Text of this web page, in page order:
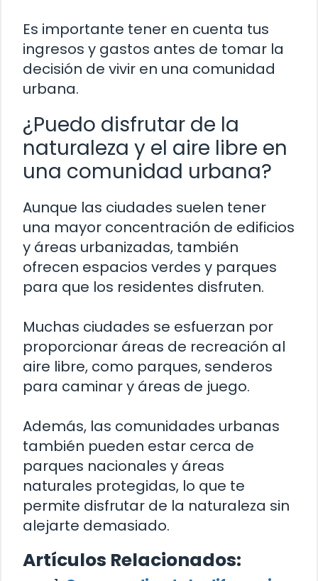
Es importante tener en cuenta tus
ingresos y gastos antes de tomar la
decisión de vivir en una comunidad
urbana.
¿Puedo disfrutar de la
naturaleza y el aire libre en
una comunidad urbana?
Aunque las ciudades suelen tener
una mayor concentración de edificios
y áreas urbanizadas, también
ofrecen espacios verdes y parques
para que los residentes disfruten.
Muchas ciudades se esfuerzan por
proporcionar áreas de recreación al
aire libre, como parques, senderos
para caminar y áreas de juego.
Además, las comunidades urbanas
también pueden estar cerca de
parques nacionales y áreas
naturales protegidas, lo que te
permite disfrutar de la naturaleza sin
alejarte demasiado.
Artículos Relacionados: